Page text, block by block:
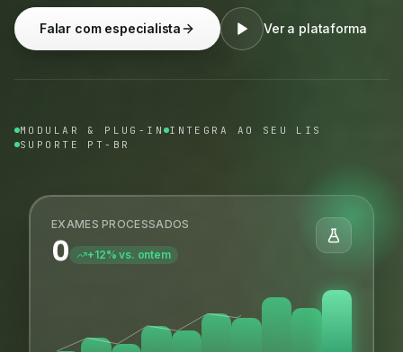
Falar com especialista Ver a plataforma
MODULAR & PLUG-IN INTEGRA AO SEU LIS
SUPORTE PT-BR
EXAMES PROCESSADOS
0 +12% vs. ontem